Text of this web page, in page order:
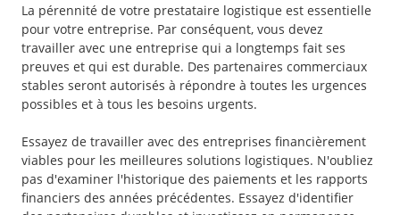
La pérennité de votre prestataire logistique est essentielle
pour votre entreprise. Par conséquent, vous devez
travailler avec une entreprise qui a longtemps fait ses
preuves et qui est durable. Des partenaires commerciaux
stables seront autorisés à répondre à toutes les urgences
possibles et à tous les besoins urgents.
Essayez de travailler avec des entreprises financièrement
viables pour les meilleures solutions logistiques. N'oubliez
pas d'examiner l'historique des paiements et les rapports
financiers des années précédentes. Essayez d'identifier